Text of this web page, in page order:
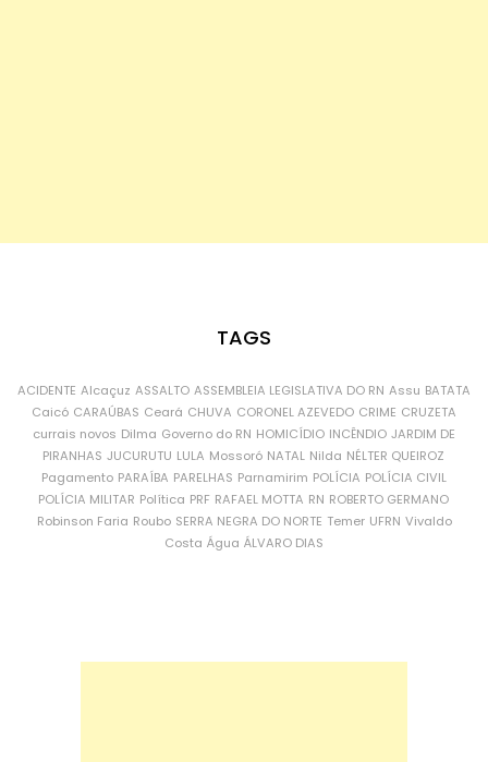
TAGS
ACIDENTE Alcaçuz ASSALTO ASSEMBLEIA LEGISLATIVA DO RN Assu BATATA
Caicó CARAÚBAS Ceará CHUVA CORONEL AZEVEDO CRIME CRUZETA
currais novos Dilma Governo do RN HOMICÍDIO INCÊNDIO JARDIM DE
PIRANHAS JUCURUTU LULA Mossoró NATAL Nilda NÉLTER QUEIROZ
Pagamento PARAÍBA PARELHAS Parnamirim POLÍCIA POLÍCIA CIVIL
POLÍCIA MILITAR Política PRF RAFAEL MOTTA RN ROBERTO GERMANO
Robinson Faria Roubo SERRA NEGRA DO NORTE Temer UFRN Vivaldo
Costa Água ÁLVARO DIAS